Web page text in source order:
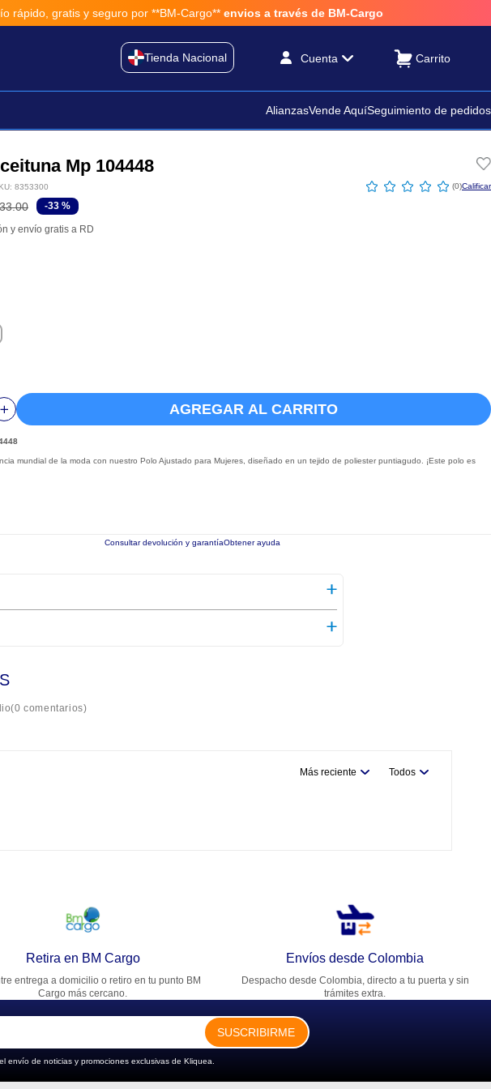
gratis y seguro por **BM-Cargo** envios a través de BM-Cargo
Tienda Nacional Cuenta
AlianzasVende AquíSeguimiento de pedidos
Mp 104448
: 8353300 ☆ ☆ ☆ ☆ ☆ (0)
33.00 -33 %
y envío gratis a RD
AGREGAR AL CARRITO
mundial de la moda con nuestro Polo Ajustado para Mujeres, diseñado en un tejido de poliester puntiagudo. ¡Este polo es
Consultar devolución y garantíaObtener ayuda
(0 comentarios)
Más reciente Todos
Retira en BM Cargo
entrega a domicilio o retiro en tu punto BM
Cargo más cercano.
Envíos desde Colombia
Despacho desde Colombia, directo a tu puerta y sin
trámites extra.
SUSCRIBIRME
envío de noticias y promociones exclusivas de Kliquea.